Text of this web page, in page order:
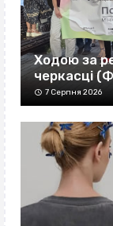
Ходою за
черкасці
7 Серпня 2026